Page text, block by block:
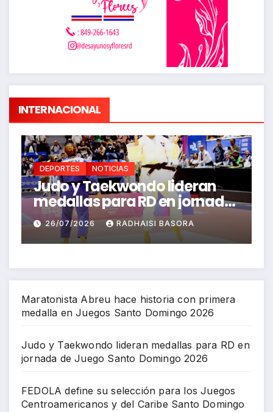
INTERNACIONAL
DEPORTES NOTICIAS
FEDOLA define su selección
para los Juegos
Centroamericanos y del
Caribe Santo Domingo 2026
26/07/2026 RICHARD BAZIL
Maratonista Abreu hace historia con primera
medalla en Juegos Santo Domingo 2026
Judo y Taekwondo lideran medallas para RD en
jornada de Juego Santo Domingo 2026
FEDOLA define su selección para los Juegos
Centroamericanos y del Caribe Santo Domingo